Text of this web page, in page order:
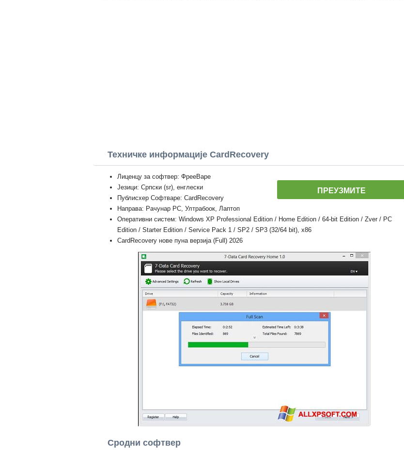
Техничке информације CardRecovery
ПРЕУЗМИТЕ
Лиценцу за софтвер: ФрееВаре
Језици: Српски (sr), енглески
Публисхер Софтваре: CardRecovery
Направа: Рачунар PC, Ултрабоок, Лаптоп
Оперативни систем: Windows XP Professional Edition / Home Edition / 64-bit Edition / Zver / PC
Edition / Starter Edition / Service Pack 1 / SP2 / SP3 (32/64 bit), x86
CardRecovery нове пуна верзија (Full) 2026
Сродни софтвер